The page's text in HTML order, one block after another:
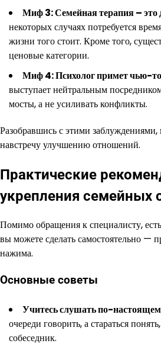
Миф 3: Семейная терапия – это
некоторых случаях потребуется
жизни того стоит. Кроме того,
ценовые категории.
Миф 4: Психолог примет чью-то
выступает нейтральным
мосты, а не усиливать конфликты.
Разобравшись с этими
навстречу улучшению отношений.
Практические
укрепления семейных
Помимо обращения к специалисту,
вы можете сделать самостоятельно —
нажима.
Основные советы
Учитесь слушать по-
очереди говорить, а стараться
собеседник.